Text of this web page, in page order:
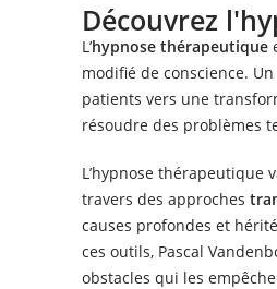
Découvrez
L’hypnose thérapeutique
modifié de conscience. Un
patients vers une
résoudre des problèmes
L’hypnose thérapeutique
travers des approches
causes profondes et
ces outils, Pascal
obstacles qui les